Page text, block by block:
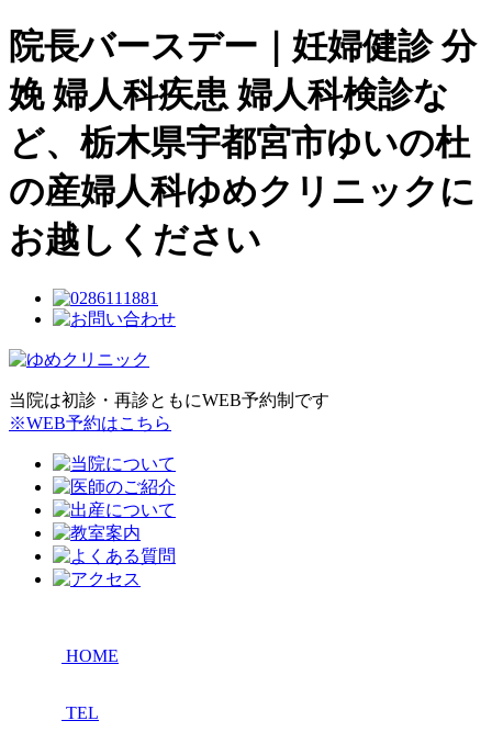
院長バースデー｜妊婦健診 分
娩 婦人科疾患 婦人科検診な
ど、栃木県宇都宮市ゆいの杜
の産婦人科ゆめクリニックに
お越しください
当院は初診・再診ともにWEB予約制です
※WEB予約はこちら
HOME
TEL